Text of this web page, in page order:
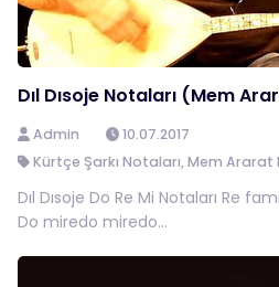
Dıl Dısoje Notaları (Mem
Admin
10.07.2017
Kürtçe Şarkı Notaları, Mem Ararat
Dıl Dısoje Do Re Mi Notaları Re
Do miredo miredo...